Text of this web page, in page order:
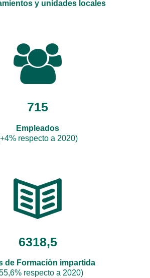
y unidades locales
715
Empleados
respecto a 2020)
6318,5
de Formaciòn impartida
respecto a 2020)